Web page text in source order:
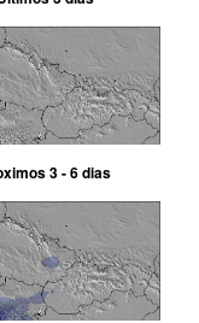
3 - 6 dias